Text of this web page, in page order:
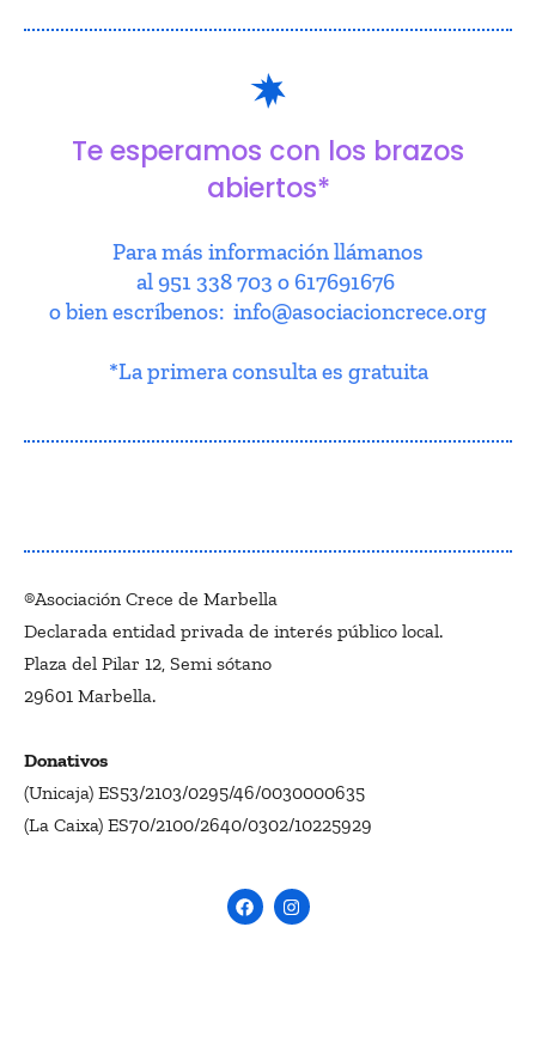
Te esperamos con los brazos
abiertos*
Para más información llámanos
al 951 338 703 o 617691676
o bien escríbenos: info@asociacioncrece.org
*La primera consulta es gratuita
®Asociación Crece de Marbella
Declarada entidad privada de interés público local.
Plaza del Pilar 12, Semi sótano
29601 Marbella.
Donativos
(Unicaja) ES53/2103/0295/46/0030000635
(La Caixa) ES70/2100/2640/0302/10225929